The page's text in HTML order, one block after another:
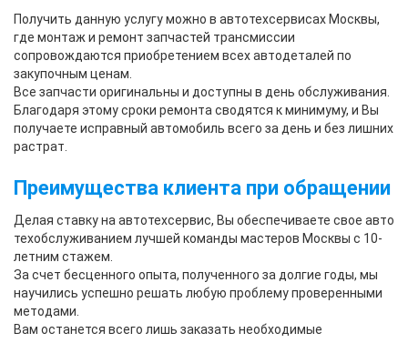
Получить данную услугу можно в автотехсервисах Москвы,
где монтаж и ремонт запчастей трансмиссии
сопровождаются приобретением всех автодеталей по
закупочным ценам.
Все запчасти оригинальны и доступны в день обслуживания.
Благодаря этому сроки ремонта сводятся к минимуму, и Вы
получаете исправный автомобиль всего за день и без лишних
растрат.
Преимущества клиента при обращении
Делая ставку на автотехсервис, Вы обеспечиваете свое авто
техобслуживанием лучшей команды мастеров Москвы с 10-
летним стажем.
За счет бесценного опыта, полученного за долгие годы, мы
научились успешно решать любую проблему проверенными
методами.
Вам останется всего лишь заказать необходимые